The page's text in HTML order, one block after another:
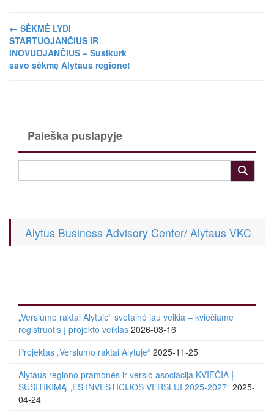
← SĖKMĖ LYDI
STARTUOJANČIUS IR
INOVUOJANČIUS – Susikurk
savo sėkmę Alytaus regione!
Paieška puslapyje
Alytus Business Advisory Center/ Alytaus VKC
„Verslumo raktai Alytuje“ svetainė jau veikia – kviečiame
registruotis į projekto veiklas 2026-03-16
Projektas „Verslumo raktai Alytuje“ 2025-11-25
Alytaus regiono pramonės ir verslo asociacija KVIEČIA Į
SUSITIKIMĄ „ES INVESTICIJOS VERSLUI 2025-2027“ 2025-
04-24